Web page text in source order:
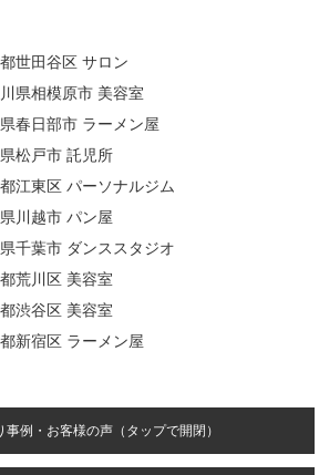
世田谷区 サロン
県相模原市 美容室
春日部市 ラーメン屋
松戸市 託児所
江東区 パーソナルジム
川越市 パン屋
千葉市 ダンススタジオ
荒川区 美容室
渋谷区 美容室
新宿区 ラーメン屋
例・お客様の声（タップで開閉）